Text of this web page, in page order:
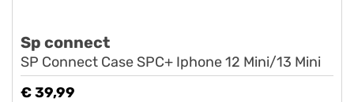
Sp connect
SP Connect Case SPC+ Iphone 12 Mini/13 Mini
€ 39,99